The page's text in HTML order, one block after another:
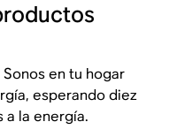
en tu hogar
esperando diez
a la energía.